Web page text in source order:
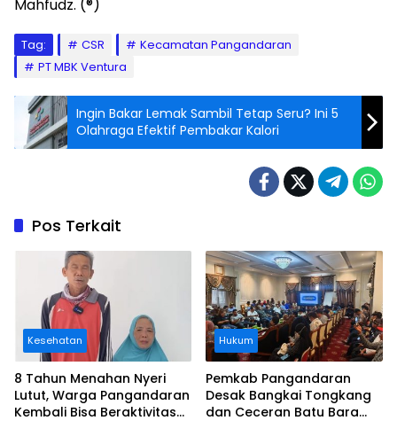
Mahfudz. (®)
Tag: CSR
Kecamatan Pangandaran
PT MBK Ventura
Ingin Bakar Lemak Sambil Tetap Seru? Ini 5
Olahraga Efektif Pembakar Kalori
Pos Terkait
Kesehatan
8 Tahun Menahan Nyeri
Lutut, Warga Pangandaran
Kembali Bisa Beraktivitas
Hukum
Pemkab Pangandaran
Desak Bangkai Tongkang
dan Ceceran Batu Bara